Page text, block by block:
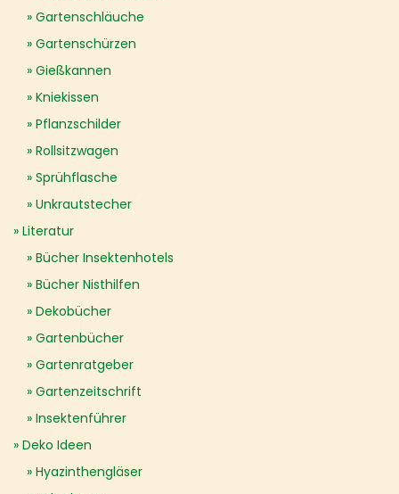
Gartenschläuche
Gartenschürzen
Gießkannen
Kniekissen
Pflanzschilder
Rollsitzwagen
Sprühflasche
Unkrautstecher
Literatur
Bücher Insektenhotels
Bücher Nisthilfen
Dekobücher
Gartenbücher
Gartenratgeber
Gartenzeitschrift
Insektenführer
Deko Ideen
Hyazinthengläser